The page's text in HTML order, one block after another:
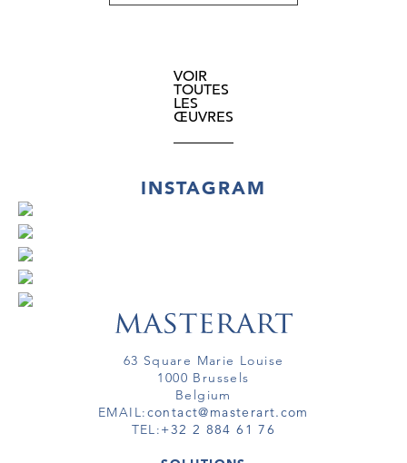
VOIR
TOUTES
LES
ŒUVRES
INSTAGRAM
63 Square Marie Louise
1000 Brussels
Belgium
EMAIL:contact@masterart.com
TEL:+32 2 884 61 76